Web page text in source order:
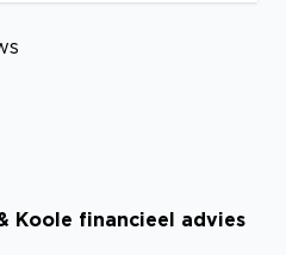
Koole financieel advies